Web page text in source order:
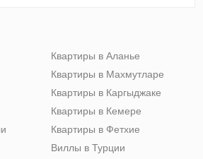
Квартиры в Аланье
Квартиры в Махмутларе
Квартиры в Каргыджаке
Квартиры в Кемере
Квартиры в Фетхие
Виллы в Турции